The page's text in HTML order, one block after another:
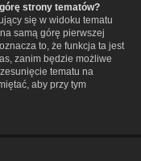
strony tematów?
się w widoku tematu
samą górę pierwszej
to, że funkcja ta jest
zanim będzie możliwe
tematu na
aby przy tym